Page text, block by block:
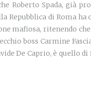
Roberto Spada, già
Repubblica di Roma
mafiosa, ritenendo
boss Carmine
De Caprio, è quello di